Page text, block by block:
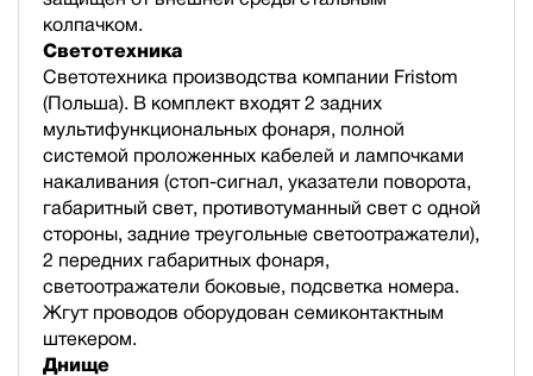
колпачком.
Светотехника
Светотехника производства компании Fristom
(Польша). В комплект входят 2 задних
мультифункциональных фонаря, полной
cистемой проложенных кабелей и лампочками
накаливания (стоп-сигнал, указатели поворота,
габаритный свет, противотуманный свет с одной
стороны, задние треугольные светоотражатели),
2 передних габаритных фонаря,
светоотражатели боковые, подсветка номера.
Жгут проводов оборудован семиконтактным
штекером.
Днище